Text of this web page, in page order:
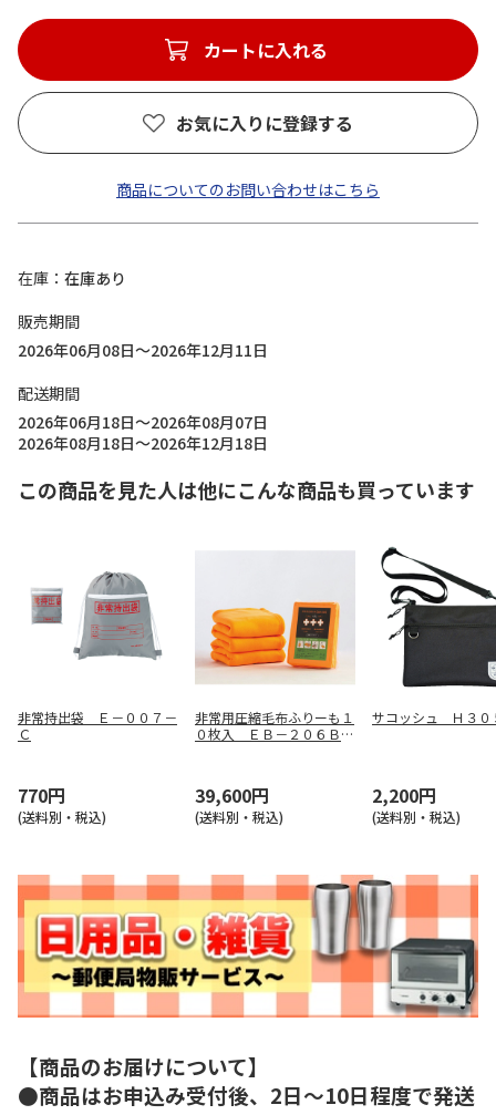
カートに入れる
お気に入りに登録する
商品についてのお問い合わせはこちら
在庫
在庫あり
販売期間
2026年06月08日～2026年12月11日
配送期間
2026年06月18日～2026年08月07日
2026年08月18日～2026年12月18日
この商品を見た人は他にこんな商品も買っています
非常持出袋 Ｅ－００７－
Ｃ
770円
(送料別・税込)
非常用圧縮毛布ふりーも１
０枚入 ＥＢ－２０６ＢＯ
39,600円
(送料別・税込)
サコッシュ Ｈ３０
2,200円
(送料別・税込)
【商品のお届けについて】
●商品はお申込み受付後、2日～10日程度で発送